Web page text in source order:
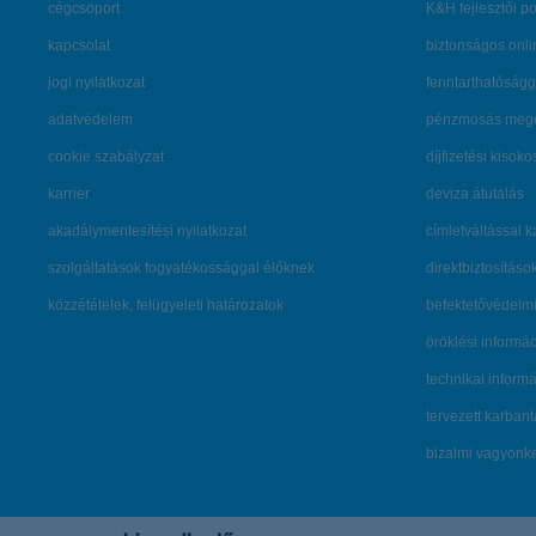
cégcsoport
kapcsolat
jogi nyilatkozat
adatvédelem
cookie szabályzat
karrier
akadálymentesítési nyilatkozat
szolgáltatások fogyatékossággal élőknek
közzétételek, felügyeleti határozatok
K&H fejlesztői
biztonságos
pénzmosás
díjfizetési
deviza átutalás
címletváltással
öröklési
technikai
tervezett
bizalmi